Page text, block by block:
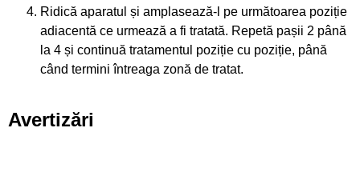
Ridică aparatul și amplasează-l pe următoarea poziție
adiacentă ce urmează a fi tratată. Repetă pașii 2 până
la 4 și continuă tratamentul poziție cu poziție, până
când termini întreaga zonă de tratat.
Avertizări